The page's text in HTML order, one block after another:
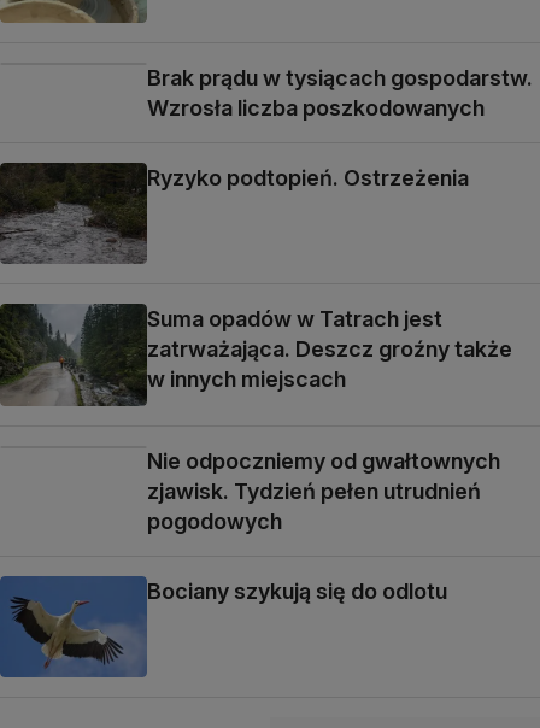
Brak prądu w tysiącach gospodarstw.
Wzrosła liczba poszkodowanych
Ryzyko podtopień. Ostrzeżenia
Suma opadów w Tatrach jest
zatrważająca. Deszcz groźny także
w innych miejscach
Nie odpoczniemy od gwałtownych
zjawisk. Tydzień pełen utrudnień
pogodowych
Bociany szykują się do odlotu